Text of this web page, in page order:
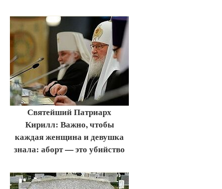
Святейший Патриарх
Кирилл: Важно, чтобы
каждая женщина и девушка
знала: аборт — это убийство